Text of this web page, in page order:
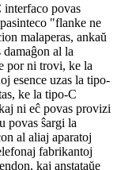
interfaco povas
"flanke ne
malaperas, ankaŭ
al la
por ni trovi, ke la
esence uzas la tipo-
ke la tipo-C
ni eĉ povas provizi
povas ŝargi la
al aliaj aparatoj
fabrikantoj
kaj anstataŭe